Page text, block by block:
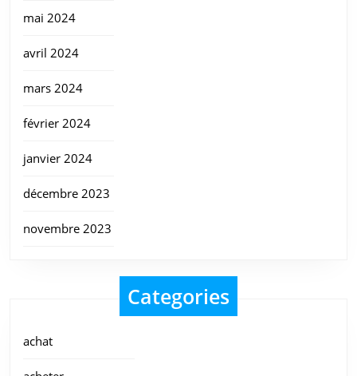
mai 2024
avril 2024
mars 2024
février 2024
janvier 2024
décembre 2023
novembre 2023
Categories
achat